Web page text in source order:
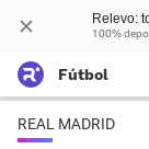
Relevo:
100%
Fútbol
REAL MADRID